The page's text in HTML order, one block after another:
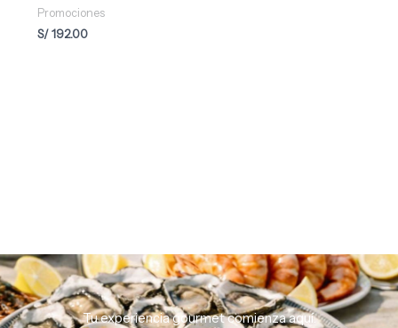
Promociones
S/192.00
Tu experiencia gourmet comienza aquí.